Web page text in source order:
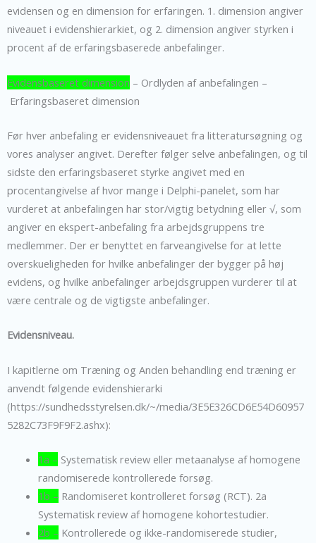
evidensen og en dimension for erfaringen. 1. dimension angiver
niveauet i evidenshierarkiet, og 2. dimension angiver styrken i
procent af de erfaringsbaserede anbefalinger.
Evidensbaseret dimension – Ordlyden af anbefalingen –
Erfaringsbaseret dimension
Før hver anbefaling er evidensniveauet fra litteratursøgning og
vores analyser angivet. Derefter følger selve anbefalingen, og til
sidste den erfaringsbaseret styrke angivet med en
procentangivelse af hvor mange i Delphi-panelet, som har
vurderet at anbefalingen har stor/vigtig betydning eller √, som
angiver en ekspert-anbefaling fra arbejdsgruppens tre
medlemmer. Der er benyttet en farveangivelse for at lette
overskueligheden for hvilke anbefalinger der bygger på høj
evidens, og hvilke anbefalinger arbejdsgruppen vurderer til at
være centrale og de vigtigste anbefalinger.
Evidensniveau.
I kapitlerne om Træning og Anden behandling end træning er
anvendt følgende evidenshierarki
(https://sundhedsstyrelsen.dk/~/media/3E5E326CD6E54D60957
5282C73F9F9F2.ashx):
1a – Systematisk review eller metaanalyse af homogene
randomiserede kontrollerede forsøg.
1b – Randomiseret kontrolleret forsøg (RCT). 2a
Systematisk review af homogene kohortestudier.
2b – Kontrollerede og ikke-randomiserede studier,